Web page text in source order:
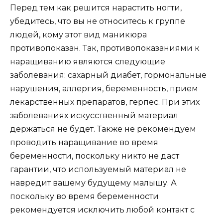
Перед тем как решится нарастить ногти,
убедитесь, что вы не относитесь к группе
людей, кому этот вид маникюра
противопоказан. Так, противопоказаниями к
наращиванию являются следующие
заболевания: сахарный диабет, гормональные
нарушения, аллергия, беременность, прием
лекарственных препаратов, герпес. При этих
заболеваниях искусственный материал
держаться не будет. Также не рекомендуем
проводить наращивание во время
беременности, поскольку никто не даст
гарантии, что используемый материал не
навредит вашему будущему малышу. А
поскольку во время беременности
рекомендуется исключить любой контакт с